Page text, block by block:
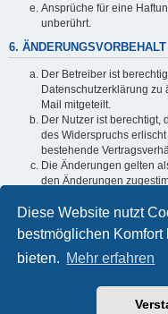
Diese Website nutzt
bestmöglichen
bieten. Mehr erfahren
Ansprüche für eine
unberührt.
6. ÄNDERUNGSVORBEHALT
Der Betreiber ist
Datenschutzerklärung zu
Mail mitgeteilt.
Der Nutzer ist berechtigt,
des Widerspruchs
bestehende
Die Änderungen gelten
den Änderungen
Informationen über den
sind in der
Powered byphpBB